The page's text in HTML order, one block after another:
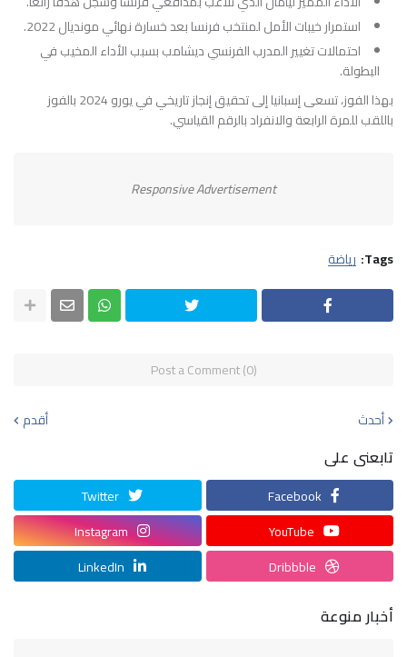
استمرار خيبات الأمل لمنتخب فرنسا بعد خسارة نهائي مونديال 2022.
احتمالات تغيير المدرب الفرنسي ديشامب بسبب الأداء المخيب في
البطولة.
بهذا الفوز، تسعى إسبانيا إلى تحقيق إنجاز تاريخي في يورو 2024 بالفوز
باللقب للمرة الرابعة والانفراد بالرقم القياسي.
Responsive Advertisement
Tags: رياضة
Post a Comment (0)
أحدث أقدم
تابعنى على
Facebook
Twitter
YouTube
Instagram
Dribbble
LinkedIn
أخبار منوعة